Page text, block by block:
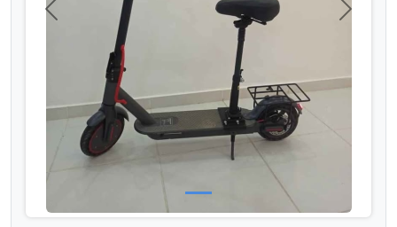
Anterior